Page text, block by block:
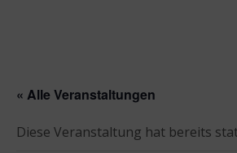
« Alle Veranstaltungen
Diese Veranstaltung hat bereits